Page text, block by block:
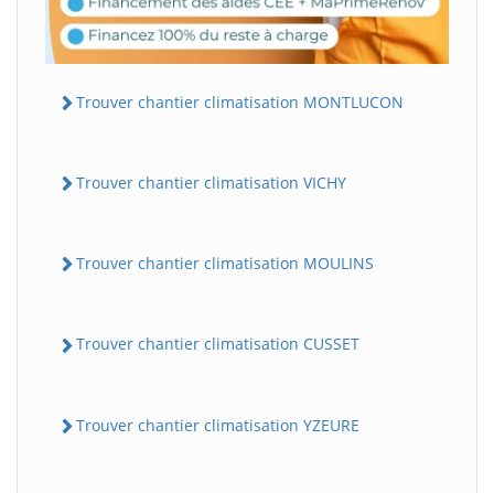
Trouver chantier climatisation MONTLUCON
Trouver chantier climatisation VICHY
Trouver chantier climatisation MOULINS
Trouver chantier climatisation CUSSET
Trouver chantier climatisation YZEURE